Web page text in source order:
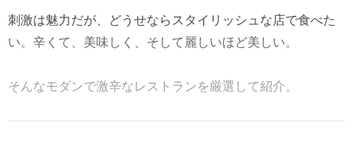
刺激は魅力だが、どうせならスタイリッシュな店で食べた
い。辛くて、美味しく、そして麗しいほど美しい。
そんなモダンで激辛なレストランを厳選して紹介。